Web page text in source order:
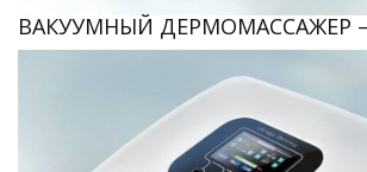
ВАКУУМНЫЙ ДЕРМОМАССАЖЕР –